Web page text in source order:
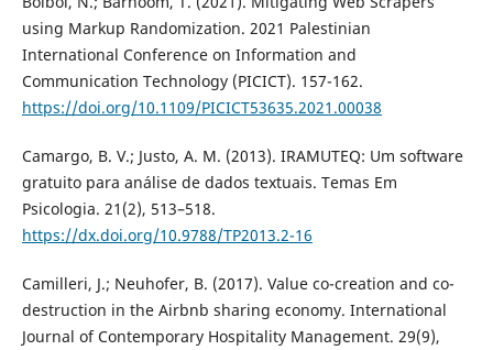
using Markup Randomization. 2021 Palestinian
International Conference on Information and
Communication Technology (PICICT). 157-162.
https://doi.org/10.1109/PICICT53635.2021.00038
Camargo, B. V.; Justo, A. M. (2013). IRAMUTEQ: Um software
gratuito para análise de dados textuais. Temas Em
Psicologia. 21(2), 513–518.
https://dx.doi.org/10.9788/TP2013.2-16
Camilleri, J.; Neuhofer, B. (2017). Value co-creation and co-
destruction in the Airbnb sharing economy. International
Journal of Contemporary Hospitality Management. 29(9),